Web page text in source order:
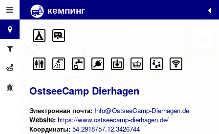
кемпинг
OstseeCamp Dierhagen
Электронная почта: Info@OstseeCamp-Dierhagen.de
Website: https://www.ostseecamp-dierhagen.de/
Координаты: 54.2918757,12.3426744
+
−